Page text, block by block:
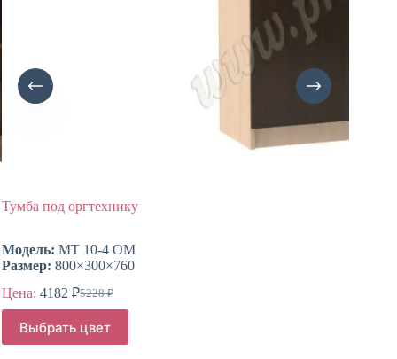
Тумба под оргтехнику
Модель:МТ 10-4 ОМ
Размер:800×300×760
Цена:
5228₽
Первоначальная
составляла
5228 ₽.
4182 ₽Текущая
4182 ₽.
Выбрать цвет
товар
имеет